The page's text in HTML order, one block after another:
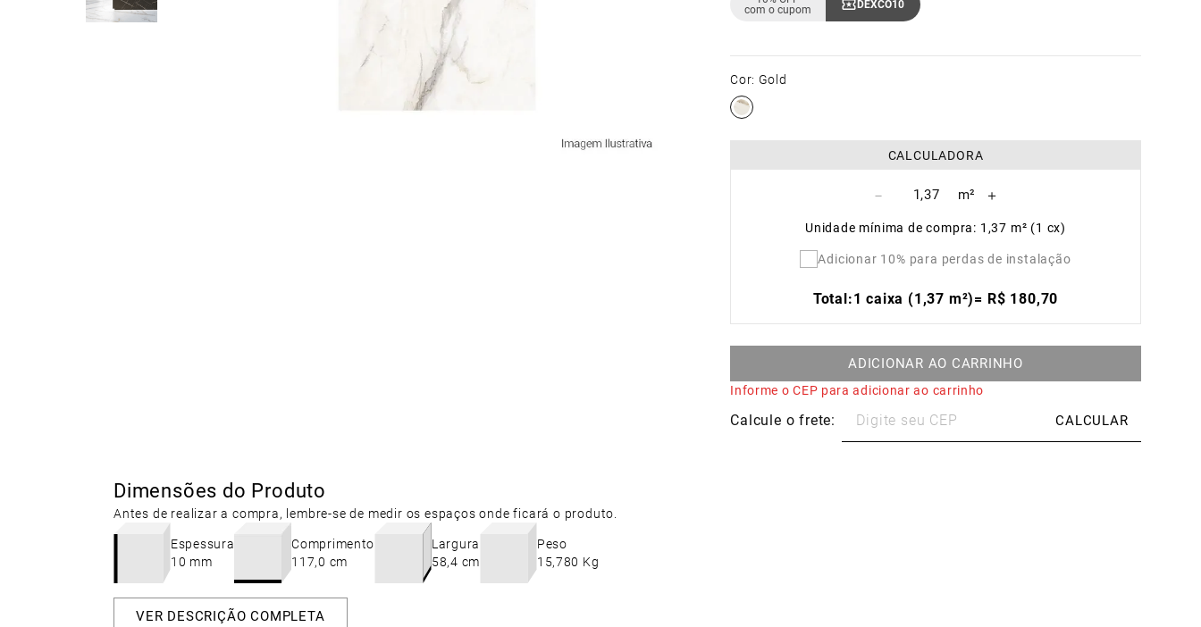
com o cupom
DEXCO10
Cor: Gold
CALCULADORA
－ ＋
Unidade mínima de compra: 1,37 m² (1 cx)
Adicionar 10% para perdas de instalação
Total:1 caixa (1,37 m²)= R$ 180,70
ADICIONAR AO CARRINHO
Informe o CEP para adicionar ao carrinho
Dimensões do Produto
Antes de realizar a compra, lembre-se de medir os espaços onde ficará o produto.
Espessura
10 mm
Comprimento
117,0 cm
Largura
58,4 cm
Peso
15,780 Kg
VER DESCRIÇÃO COMPLETA